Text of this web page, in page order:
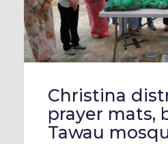
Christina
prayer mats,
Tawau